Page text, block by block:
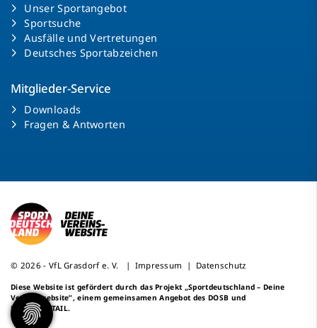
Unser Sportangebot
Sportsuche
Ausfälle und Vertretungen
Deutsches Sportabzeichen
Mitglieder-Service
Downloads
Fragen & Antworten
© 2026 - VfL Grasdorf e. V. | Impressum | Datenschutz
Diese Website ist gefördert durch das Projekt „Sportdeutschland – Deine
Vereinswebsite”, einem gemeinsamen Angebot des DOSB und
NETZCOCKTAIL.